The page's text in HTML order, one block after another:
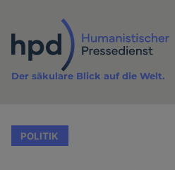
Inhalt
Der säkulare Blick auf die Welt.
POLITIK